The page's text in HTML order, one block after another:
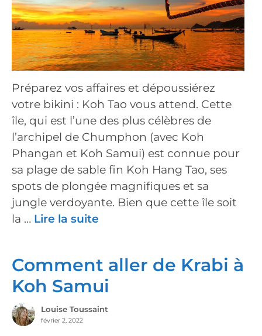
Préparez vos affaires et dépoussiérez
votre bikini : Koh Tao vous attend. Cette
île, qui est l’une des plus célèbres de
l’archipel de Chumphon (avec Koh
Phangan et Koh Samui) est connue pour
sa plage de sable fin Koh Hang Tao, ses
spots de plongée magnifiques et sa
jungle verdoyante. Bien que cette île soit
la … Lire la suite
Comment aller de Krabi à
Koh Samui
Louise Toussaint
février 2, 2022